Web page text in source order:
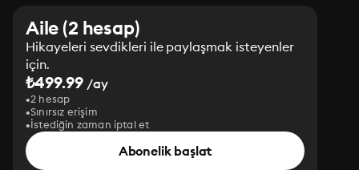
Aile (2 hesap)
Hikayeleri sevdikleri ile paylaşmak isteyenler
için.
₺499.99 /ay
2 hesap
Sınırsız erişim
İstediğin zaman iptal et
Abonelik başlat